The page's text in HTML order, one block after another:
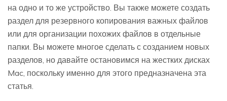
на одно и то же устройство. Вы также можете создать
раздел для резервного копирования важных файлов
или для организации похожих файлов в отдельные
папки. Вы можете многое сделать с созданием новых
разделов, но давайте остановимся на жестких дисках
Mac, поскольку именно для этого предназначена эта
статья.